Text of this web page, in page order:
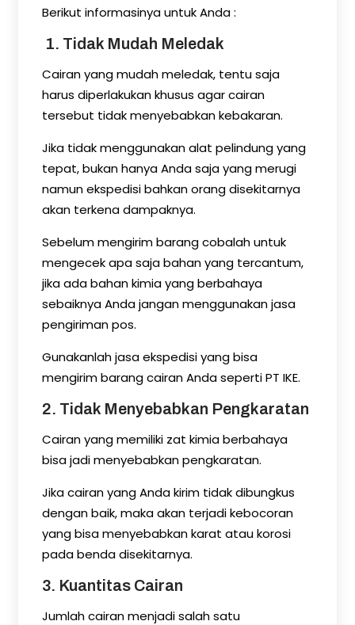
Berikut informasinya untuk Anda :
1. Tidak Mudah Meledak
Cairan yang mudah meledak, tentu saja
harus diperlakukan khusus agar cairan
tersebut tidak menyebabkan kebakaran.
Jika tidak menggunakan alat pelindung yang
tepat, bukan hanya Anda saja yang merugi
namun ekspedisi bahkan orang disekitarnya
akan terkena dampaknya.
Sebelum mengirim barang cobalah untuk
mengecek apa saja bahan yang tercantum,
jika ada bahan kimia yang berbahaya
sebaiknya Anda jangan menggunakan jasa
pengiriman pos.
Gunakanlah jasa ekspedisi yang bisa
mengirim barang cairan Anda seperti PT IKE.
2. Tidak Menyebabkan Pengkaratan
Cairan yang memiliki zat kimia berbahaya
bisa jadi menyebabkan pengkaratan.
Jika cairan yang Anda kirim tidak dibungkus
dengan baik, maka akan terjadi kebocoran
yang bisa menyebabkan karat atau korosi
pada benda disekitarnya.
3. Kuantitas Cairan
Jumlah cairan menjadi salah satu